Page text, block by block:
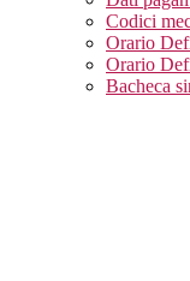
Codici
Orario
Orario
Bacheca